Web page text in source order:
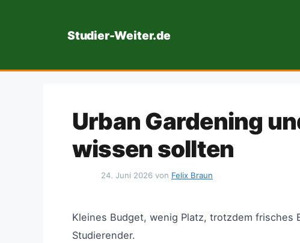
Studier-Weiter.de
Urban Gardening
wissen sollten
24. Juni 2026 von Felix Braun
Kleines Budget, wenig Platz, trotzdem frisches
Studierender.